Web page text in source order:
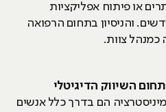
או פיתוח אפליקציות
והניסיון בתחום הרפואה
כמנהל צוות.
השיווק הדיגיטלי
הם בדרך כלל אנשים